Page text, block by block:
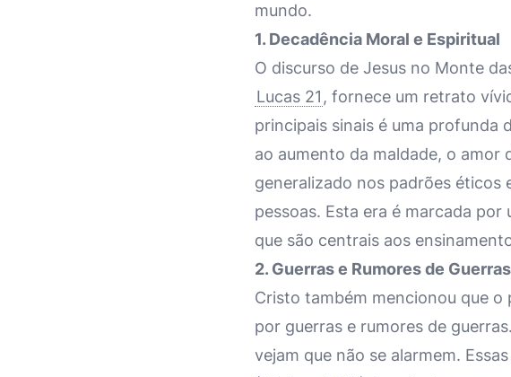
mundo.
1. Decadência Moral e Espiritual
O discurso de Jesus no Monte
Lucas 21 , fornece um retrato
principais sinais é uma profunda
ao aumento da maldade, o amor
generalizado nos padrões éticos
pessoas. Esta era é marcada
que são centrais aos
2. Guerras e Rumores de Guerras
Cristo também mencionou que
por guerras e rumores de
vejam que não se alarmem.